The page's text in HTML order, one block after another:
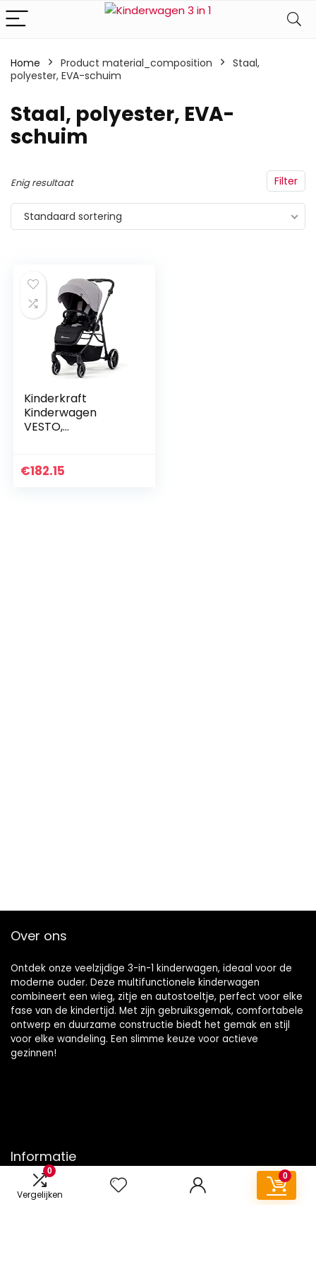
0
Vergelijken
0
Home Product material_composition
‎Staal,
polyester, EVA-schuim
‎Staal, polyester, EVA-
schuim
Filter
Enig resultaat
Standaard sortering
Kinderkraft
Kinderwagen
VESTO,
Sportwagen,
€182.15
Over ons
Ontdek onze veelzijdige 3-in-1 kinderwagen, ideaal voor de
moderne ouder. Deze multifunctionele kinderwagen
combineert een wieg, zitje en autostoeltje, perfect voor elke
fase van de kindertijd. Met zijn gebruiksgemak, comfortabele
ontwerp en duurzame constructie biedt het gemak en stijl
voor elke wandeling. Een slimme keuze voor actieve
gezinnen!
Informatie
Contact